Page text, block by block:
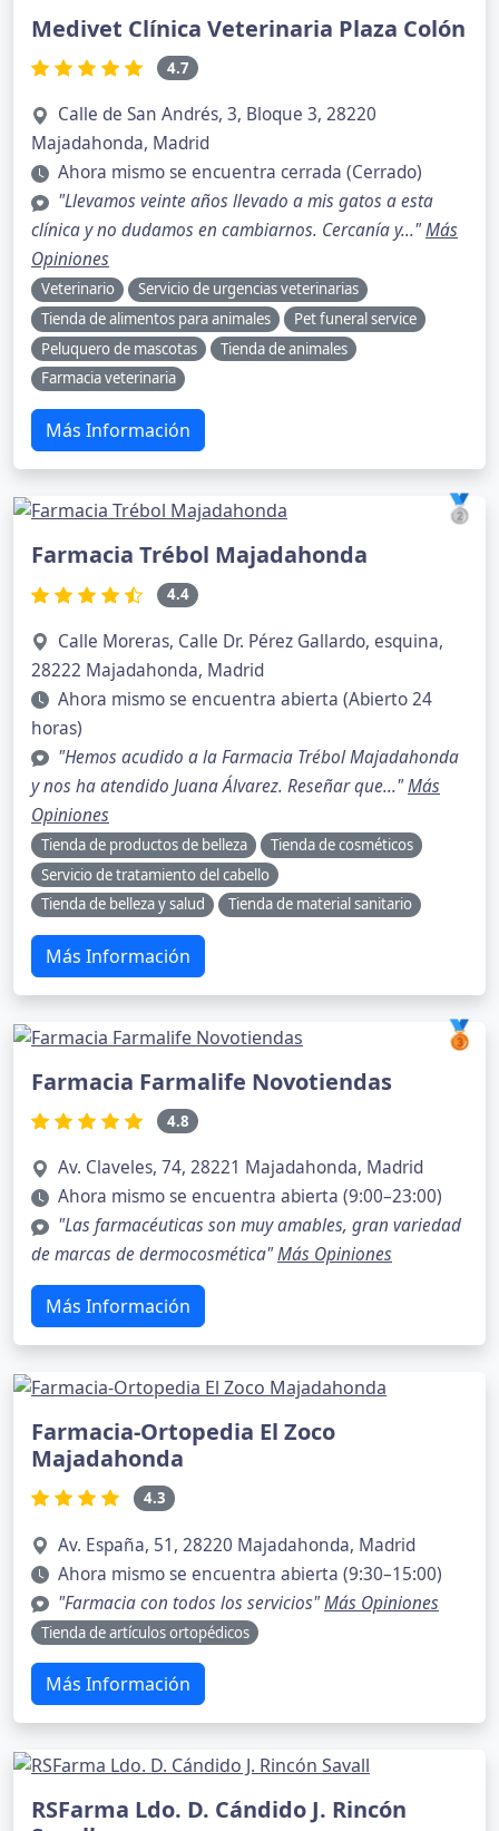
Medivet Clínica Veterinaria Plaza Colón
4.7
Calle de San Andrés, 3, Bloque 3, 28220
Majadahonda, Madrid
Ahora mismo se encuentra cerrada (Cerrado)
"Llevamos veinte años llevado a mis gatos a esta
clínica y no dudamos en cambiarnos. Cercanía y..."Más
Opiniones
Veterinario
Servicio de urgencias veterinarias
Tienda de alimentos para animales
Pet funeral service
Peluquero de mascotas
Tienda de animales
Farmacia veterinaria
Más Información
🥈
Farmacia Trébol Majadahonda
4.4
Calle Moreras, Calle Dr. Pérez Gallardo, esquina,
28222 Majadahonda, Madrid
Ahora mismo se encuentra abierta (Abierto 24
horas)
"Hemos acudido a la Farmacia Trébol Majadahonda
y nos ha atendido Juana Álvarez. Reseñar que..."Más
Opiniones
Tienda de productos de belleza
Tienda de cosméticos
Servicio de tratamiento del cabello
Tienda de belleza y salud
Tienda de material sanitario
Más Información
🥉
Farmacia Farmalife Novotiendas
4.8
Av. Claveles, 74, 28221 Majadahonda, Madrid
Ahora mismo se encuentra abierta (9:00–23:00)
"Las farmacéuticas son muy amables, gran variedad
de marcas de dermocosmética"Más Opiniones
Más Información
Farmacia-Ortopedia El Zoco
Majadahonda
4.3
Av. España, 51, 28220 Majadahonda, Madrid
Ahora mismo se encuentra abierta (9:30–15:00)
"Farmacia con todos los servicios"Más Opiniones
Tienda de artículos ortopédicos
Más Información
RSFarma Ldo. D. Cándido J. Rincón